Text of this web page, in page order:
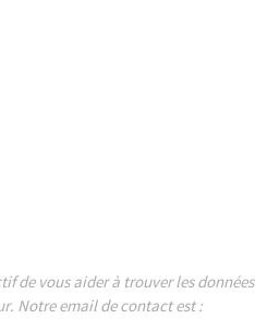
de vous aider à trouver les données
Notre email de contact est :